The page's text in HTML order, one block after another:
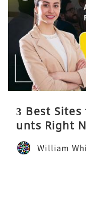
3 Best Sites
unts Right
William